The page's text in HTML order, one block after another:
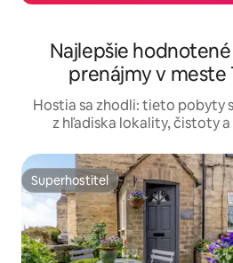
Najlepšie
prenájmy v meste
Hostia sa zhodli: tieto pobyty
z hľadiska lokality, čistoty
Superhostiteľ
Superhostiteľ